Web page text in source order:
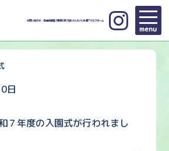
ホーム
交通アクセス
個人情報の取り扱いについて
お問い合わせ・各種申請
menu
日
７年度の入園式が行われまし